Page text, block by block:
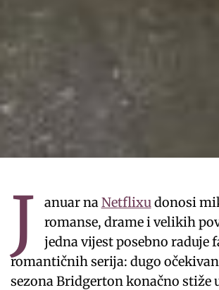
J anuar na Netflixu donosi
romanse, drame i velikih
jedna vijest posebno raduje
romantičnih serija: dugo
sezona Bridgerton konačno stiže